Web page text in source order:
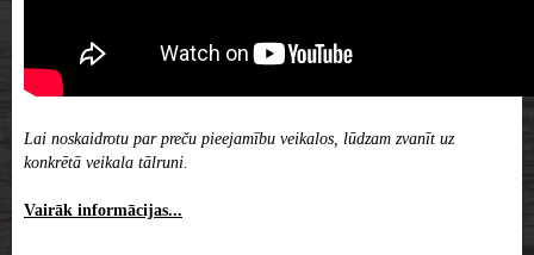
Lai noskaidrotu par preču pieejamību veikalos, lūdzam zvanīt uz
konkrētā veikala tālruni.
Vairāk informācijas...